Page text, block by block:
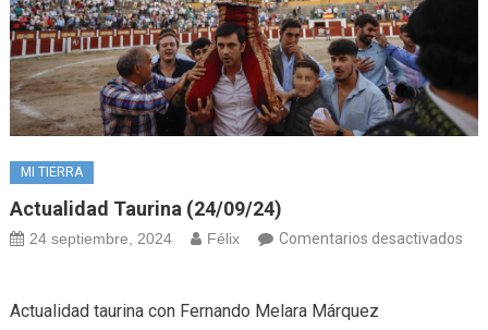
MI TIERRA
Actualidad Taurina (24/09/24)
24 septiembre, 2024 Félix
Comentarios desactivados
taurina
Actualidad taurina con Fernando Melara Márquez